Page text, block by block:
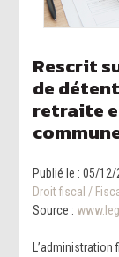
Rescrit
de
retraite
Publié le :05/12/
Droit fiscal /
Source :
L’administration